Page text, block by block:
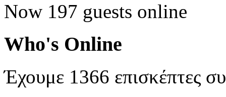
Now 197 guests online
Who's Online
Έχουμε 1366 επισκέπτες